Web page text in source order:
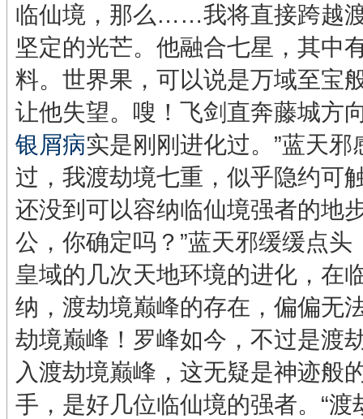
临仙境，那么……我将直接跨越
坚定的光芒。他融合七星，其中
料。世界果，可以说是万域至宝
让他失望。嗖！飞剑直奔藤城方
银屑病实是刚刚进化过。”蓝天
过，我渡劫境七重，似乎隐约可
还没到可以容纳临仙境强者的地
公，你确定吗？”蓝天邪缓缓点
皇域的几次天地环境的进化，在
纳，渡劫境巅峰的存在，偏偏无
劫境巅峰！罗峰如今，不过是渡
入渡劫境巅峰，这无疑是神迹般
手，是好几位临仙境的强者。“